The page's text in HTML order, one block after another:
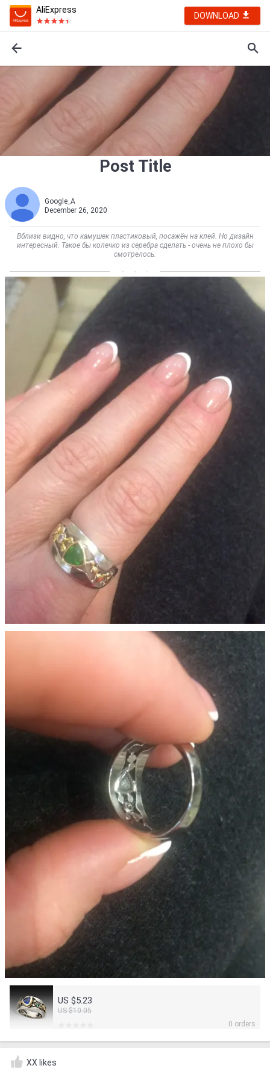
AliExpress
DOWNLOAD
Post Title
Google_A
December 26, 2020
Вблизи видно, что камушек пластиковый, посажён на клей. Но дизайн
интересный. Такое бы колечко из серебра сделать - очень не плохо бы
смотрелось.
US $5.23
US $10.05
0 orders
XX likes